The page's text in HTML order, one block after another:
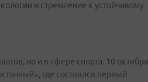
и стремление к устойчивому
но и в сфере спорта. 10 октября
где состоялся первый